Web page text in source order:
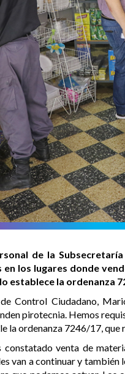
de la
los lugares donde
establece la ordenanza
Control Ciudadano,
pirotecnia. Hemos
la ordenanza 7246/17,
constatado venta de
van a continuar y también